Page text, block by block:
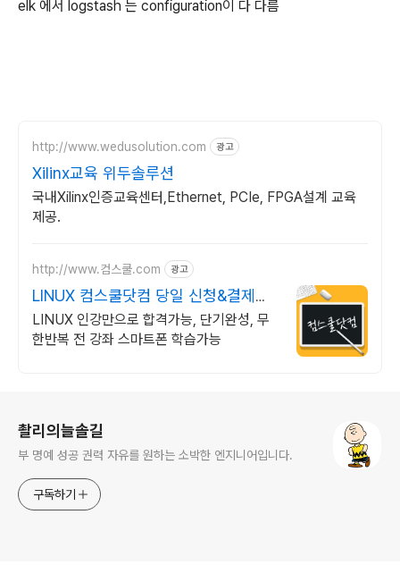
elk 에서 logstash 는 configuration이 다 다름
http://www.wedusolution.com 광고
Xilinx교육 위두솔루션
국내Xilinx인증교육센터,Ethernet, PCIe, FPGA설계 교육
제공.
http://www.컴스쿨.com 광고
LINUX 컴스쿨닷컴 당일 신청&결제시
기프티콘!
LINUX 인강만으로 합격가능, 단기완성, 무
한반복 전 강좌 스마트폰 학습가능
촬리의늘솔길
부 명예 성공 권력 자유를 원하는 소박한 엔지니어입니다.
구독하기